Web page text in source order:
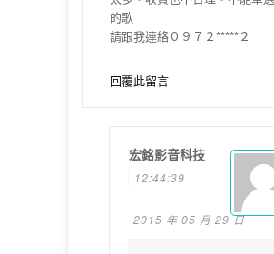
的歌
請跟我連絡０９７２*****２
回覆此留言
宏銘影音科技
12:44:39
2015 年 05 月 29 日